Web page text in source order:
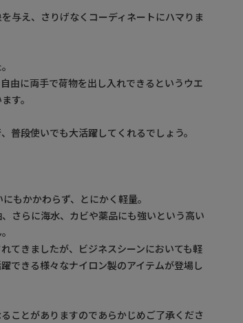
与え、さりげなくコーディネートにハマりま
由に両手で荷物を出し入れできるというウエ
す。
普段使いでも大活躍してくれるでしょう。
もかかわらず、とにかく軽量。
さらに海水、カビや薬品にも強いという高い
てきましたが、ビジネスシーンにおいても軽
できる様々なナイロン製のアイテムが登場し
ことがありますのであらかじめご了承くださ